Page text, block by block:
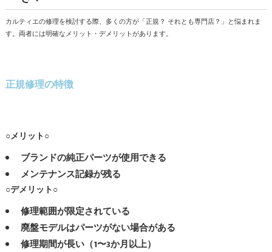
カルティエの修理を検討する際、多くの方が「正規？ それとも専門店？」と悩まれま
す。両者には明確なメリット・デメリットがあります。
正規修理の特徴
○メリット○
ブランドの純正パーツが使用できる
メンテナンス記録が残る
○デメリット○
修理範囲が限定されている
廃盤モデルはパーツがない場合がある
修理期間が長い（1〜3か月以上）